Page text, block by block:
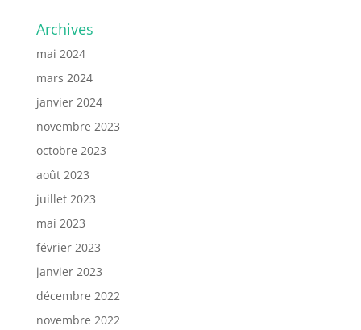
Archives
mai 2024
mars 2024
janvier 2024
novembre 2023
octobre 2023
août 2023
juillet 2023
mai 2023
février 2023
janvier 2023
décembre 2022
novembre 2022